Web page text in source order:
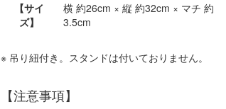
【サイ
ズ】
横 約26cm × 縦 約32cm × マチ 約
3.5cm
※ 吊り紐付き。スタンドは付いておりません。
【注意事項】